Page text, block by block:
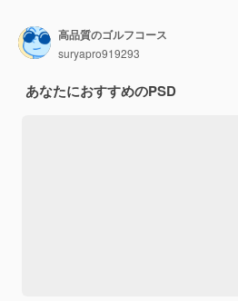
高品質のゴルフコース
suryapro919293
あなたにおすすめのPSD